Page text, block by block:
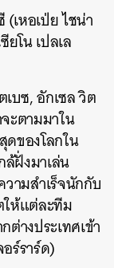
(เหอเป่ย ไชน่า
โน เปลเล
บซ,​ อักเซล วิต
ะตามมาใน
ของโลกใน
ฝั่งมาเล่น
ามสำเร็จนักกับ
ห้แต่ละทีม
ต่างประเทศเข้า
ร์ราร์ด)